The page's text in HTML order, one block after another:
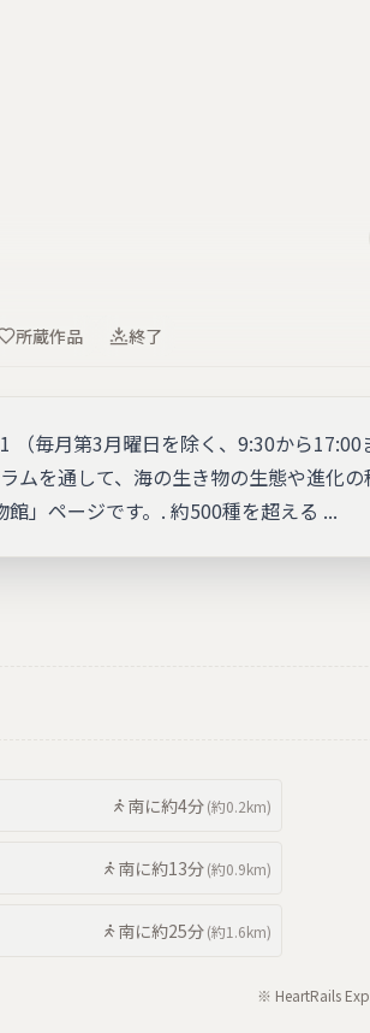
所蔵作品 終了
（毎月第3月曜日を除く、9:30から17:00
ムを通して、海の生き物の生態や進化の
」ページです。. 約500種を超える ...
南に約4分(約0.2km)
南に約13分(約0.9km)
南に約25分(約1.6km)
※ HeartRails